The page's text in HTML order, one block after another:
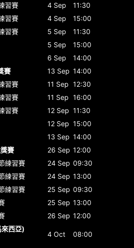
習賽 4 Sep
11:30
習賽 4 Sep
15:00
習賽 5 Sep
11:30
5 Sep
15:00
6 Sep
14:00
賽
13 Sep 14:00
習賽 11 Sep 12:30
習賽 11 Sep 16:00
習賽 12 Sep 11:30
12 Sep 15:00
13 Sep 14:00
賽
26 Sep 12:00
練習賽 24 Sep 09:30
練習賽 24 Sep 13:00
練習賽 25 Sep 09:30
25 Sep 13:00
26 Sep 12:00
西亞)
4 Oct 08:00